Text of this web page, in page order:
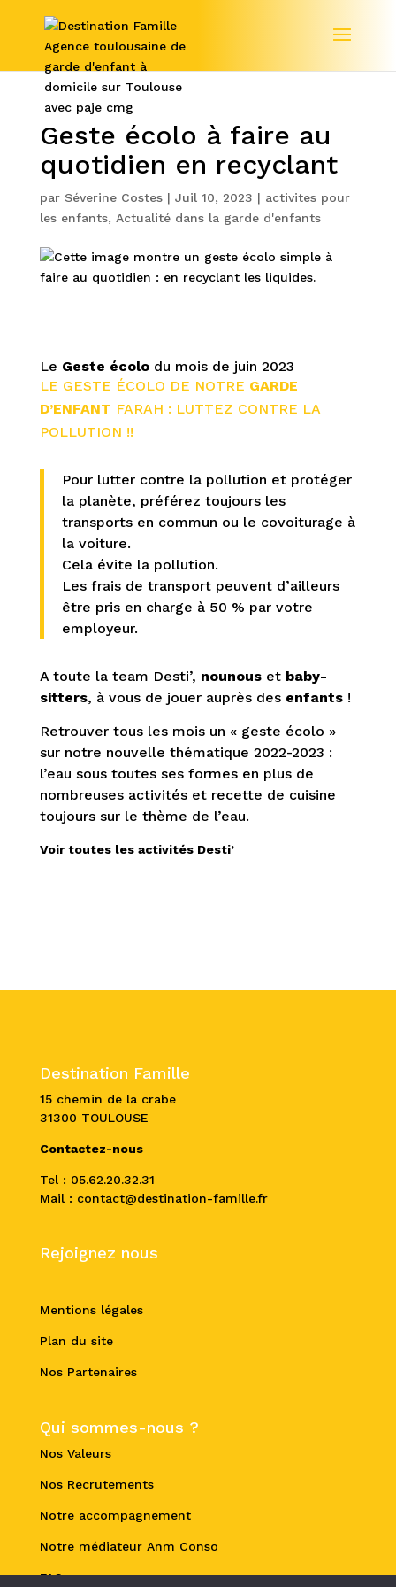
Geste écolo à faire au
quotidien en recyclant
par Séverine Costes| Juil 10, 2023 | activites pour
les enfants, Actualité dans la garde d'enfants
Le Geste écolodu mois de juin 2023
LE GESTE ÉCOLO DE NOTRE GARDE
D’ENFANT FARAH : LUTTEZ CONTRE LA
POLLUTION !!
Pour lutter contre la pollution et protéger
la planète, préférez toujours les
transports en commun ou le covoiturage à
la voiture.
Cela évite la pollution.
Les frais de transport peuvent d’ailleurs
être pris en charge à 50 % par votre
employeur.
A toute la team Desti’, nounouset baby-
sitters, à vous de jouer auprès des enfants!
Retrouver tous les mois un « geste écolo »
sur notre nouvelle thématique 2022-2023 :
l’eau sous toutes ses formes en plus de
nombreuses activités et recette de cuisine
toujours sur le thème de l’eau.
Voir toutes les activités Desti’
Destination Famille
15 chemin de la crabe
31300 TOULOUSE
Contactez-nous
Tel : 05.62.20.32.31
Mail : contact@destination-famille.fr
Rejoignez nous
Mentions légales
Plan du site
Nos Partenaires
Qui sommes-nous ?
Nos Valeurs
Nos Recrutements
Notre accompagnement
Notre médiateur Anm Conso
FAQ